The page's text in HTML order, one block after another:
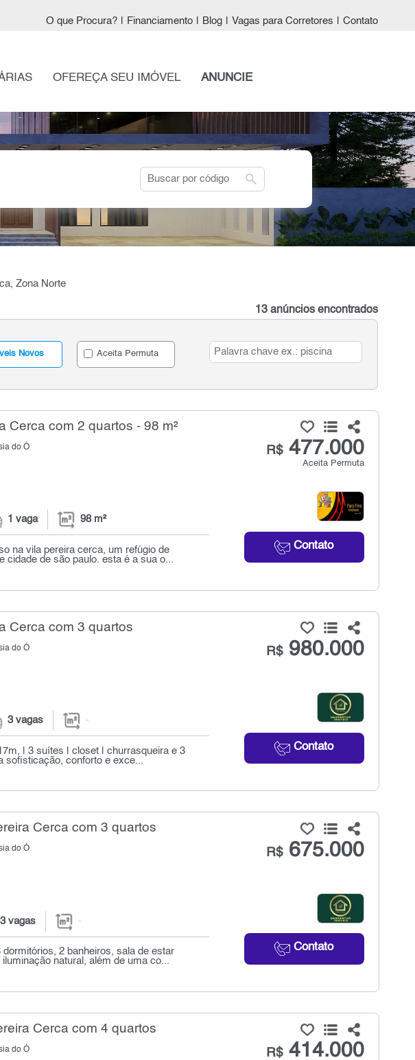
O que Procura? Financiamento Blog Vagas para Corretores Contato
OFEREÇA SEU IMÓVEL ANUNCIE
search
Zona Norte
13 anúncios encontrados
Novos Aceita Permuta
Cerca com 2 quartos - 98 m²
do Ó R$477.000
Aceita Permuta
Contato
1 vaga 98 m²
na vila pereira cerca, um refúgio de
cidade de são paulo. esta é a sua o...
Cerca com 3 quartos
do Ó R$980.000
Contato
3 vagas -
| 3 suítes | closet | churrasqueira e 3
conforto e exce...
Cerca com 3 quartos
do Ó R$675.000
Contato
3 vagas -
2 banheiros, sala de estar
natural, além de uma co...
Cerca com 4 quartos
do Ó R$414.000